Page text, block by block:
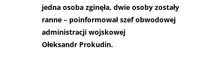
jedna osoba zginęła, dwie osoby zostały
ranne – poinformował szef obwodowej
administracji wojskowej
Ołeksandr Prokudin.